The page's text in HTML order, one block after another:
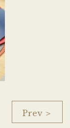
Prev ＞